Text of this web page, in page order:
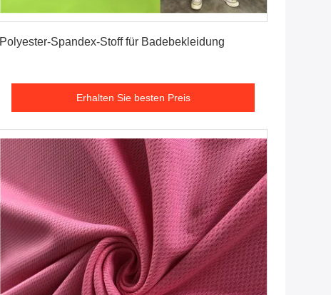
Polyester-Spandex-Stoff für Badebekleidung
Erhalten Sie besten Preis